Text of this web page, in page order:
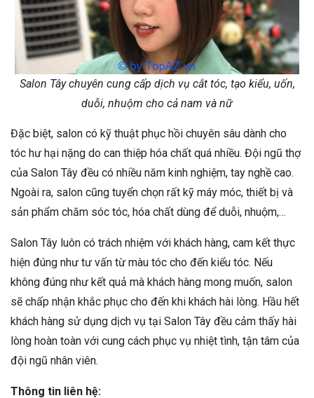
Salon Tây chuyên cung cấp dịch vụ cắt tóc, tạo kiểu, uốn,
duỗi, nhuộm cho cả nam và nữ
Đặc biệt, salon có kỹ thuật phục hồi chuyên sâu dành cho
tóc hư hại nặng do can thiệp hóa chất quá nhiều. Đội ngũ thợ
của Salon Tây đều có nhiều năm kinh nghiệm, tay nghề cao.
Ngoài ra, salon cũng tuyển chọn rất kỹ máy móc, thiết bị và
sản phẩm chăm sóc tóc, hóa chất dùng để duỗi, nhuộm,…
Salon Tây luôn có trách nhiệm với khách hàng, cam kết thực
hiện đúng như tư vấn từ màu tóc cho đến kiểu tóc. Nếu
không đúng như kết quả mà khách hàng mong muốn, salon
sẽ chấp nhận khắc phục cho đến khi khách hài lòng. Hầu hết
khách hàng sử dụng dịch vụ tại Salon Tây đều cảm thấy hài
lòng hoàn toàn với cung cách phục vụ nhiệt tình, tận tâm của
đội ngũ nhân viên.
Thông tin liên hệ: